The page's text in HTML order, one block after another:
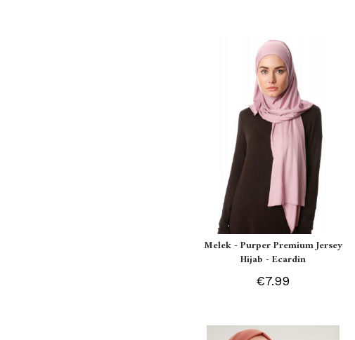
Melek - Purper Premium Jersey
Hijab - Ecardin
€7.99